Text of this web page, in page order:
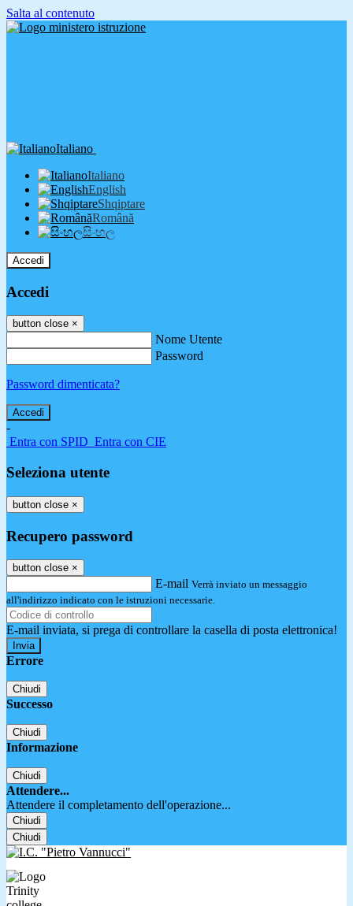
Salta al contenuto
Italiano
Italiano
English
Shqiptare
Română
සිංහල
Accedi
Accedi
button close ×
Nome Utente
Password
Password dimenticata?
-
Entra con SPID Entra con CIE
Seleziona utente
button close ×
Recupero password
button close ×
E-mail Verrà inviato un messaggio
all'indirizzo indicato con le istruzioni necessarie.
E-mail inviata, si prega di controllare la casella di posta elettronica!
Errore
Chiudi
Successo
Chiudi
Informazione
Chiudi
Attendere...
Attendere il completamento dell'operazione...
Chiudi
Chiudi